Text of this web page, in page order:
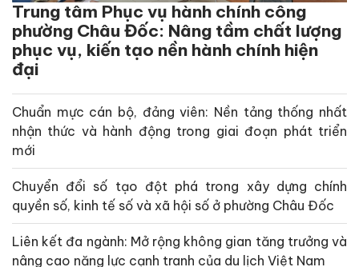
Trung tâm Phục vụ hành chính công
phường Châu Đốc: Nâng tầm chất lượng
phục vụ, kiến tạo nền hành chính hiện
đại
Chuẩn mực cán bộ, đảng viên: Nền tảng thống nhất
nhận thức và hành động trong giai đoạn phát triển
mới
Chuyển đổi số tạo đột phá trong xây dựng chính
quyền số, kinh tế số và xã hội số ở phường Châu Đốc
Liên kết đa ngành: Mở rộng không gian tăng trưởng và
nâng cao năng lực cạnh tranh của du lịch Việt Nam